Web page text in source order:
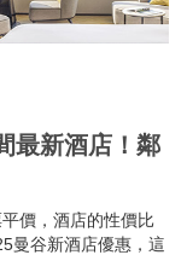
最新酒店！鄰
價，酒店的性價比
曼谷新酒店優惠，這